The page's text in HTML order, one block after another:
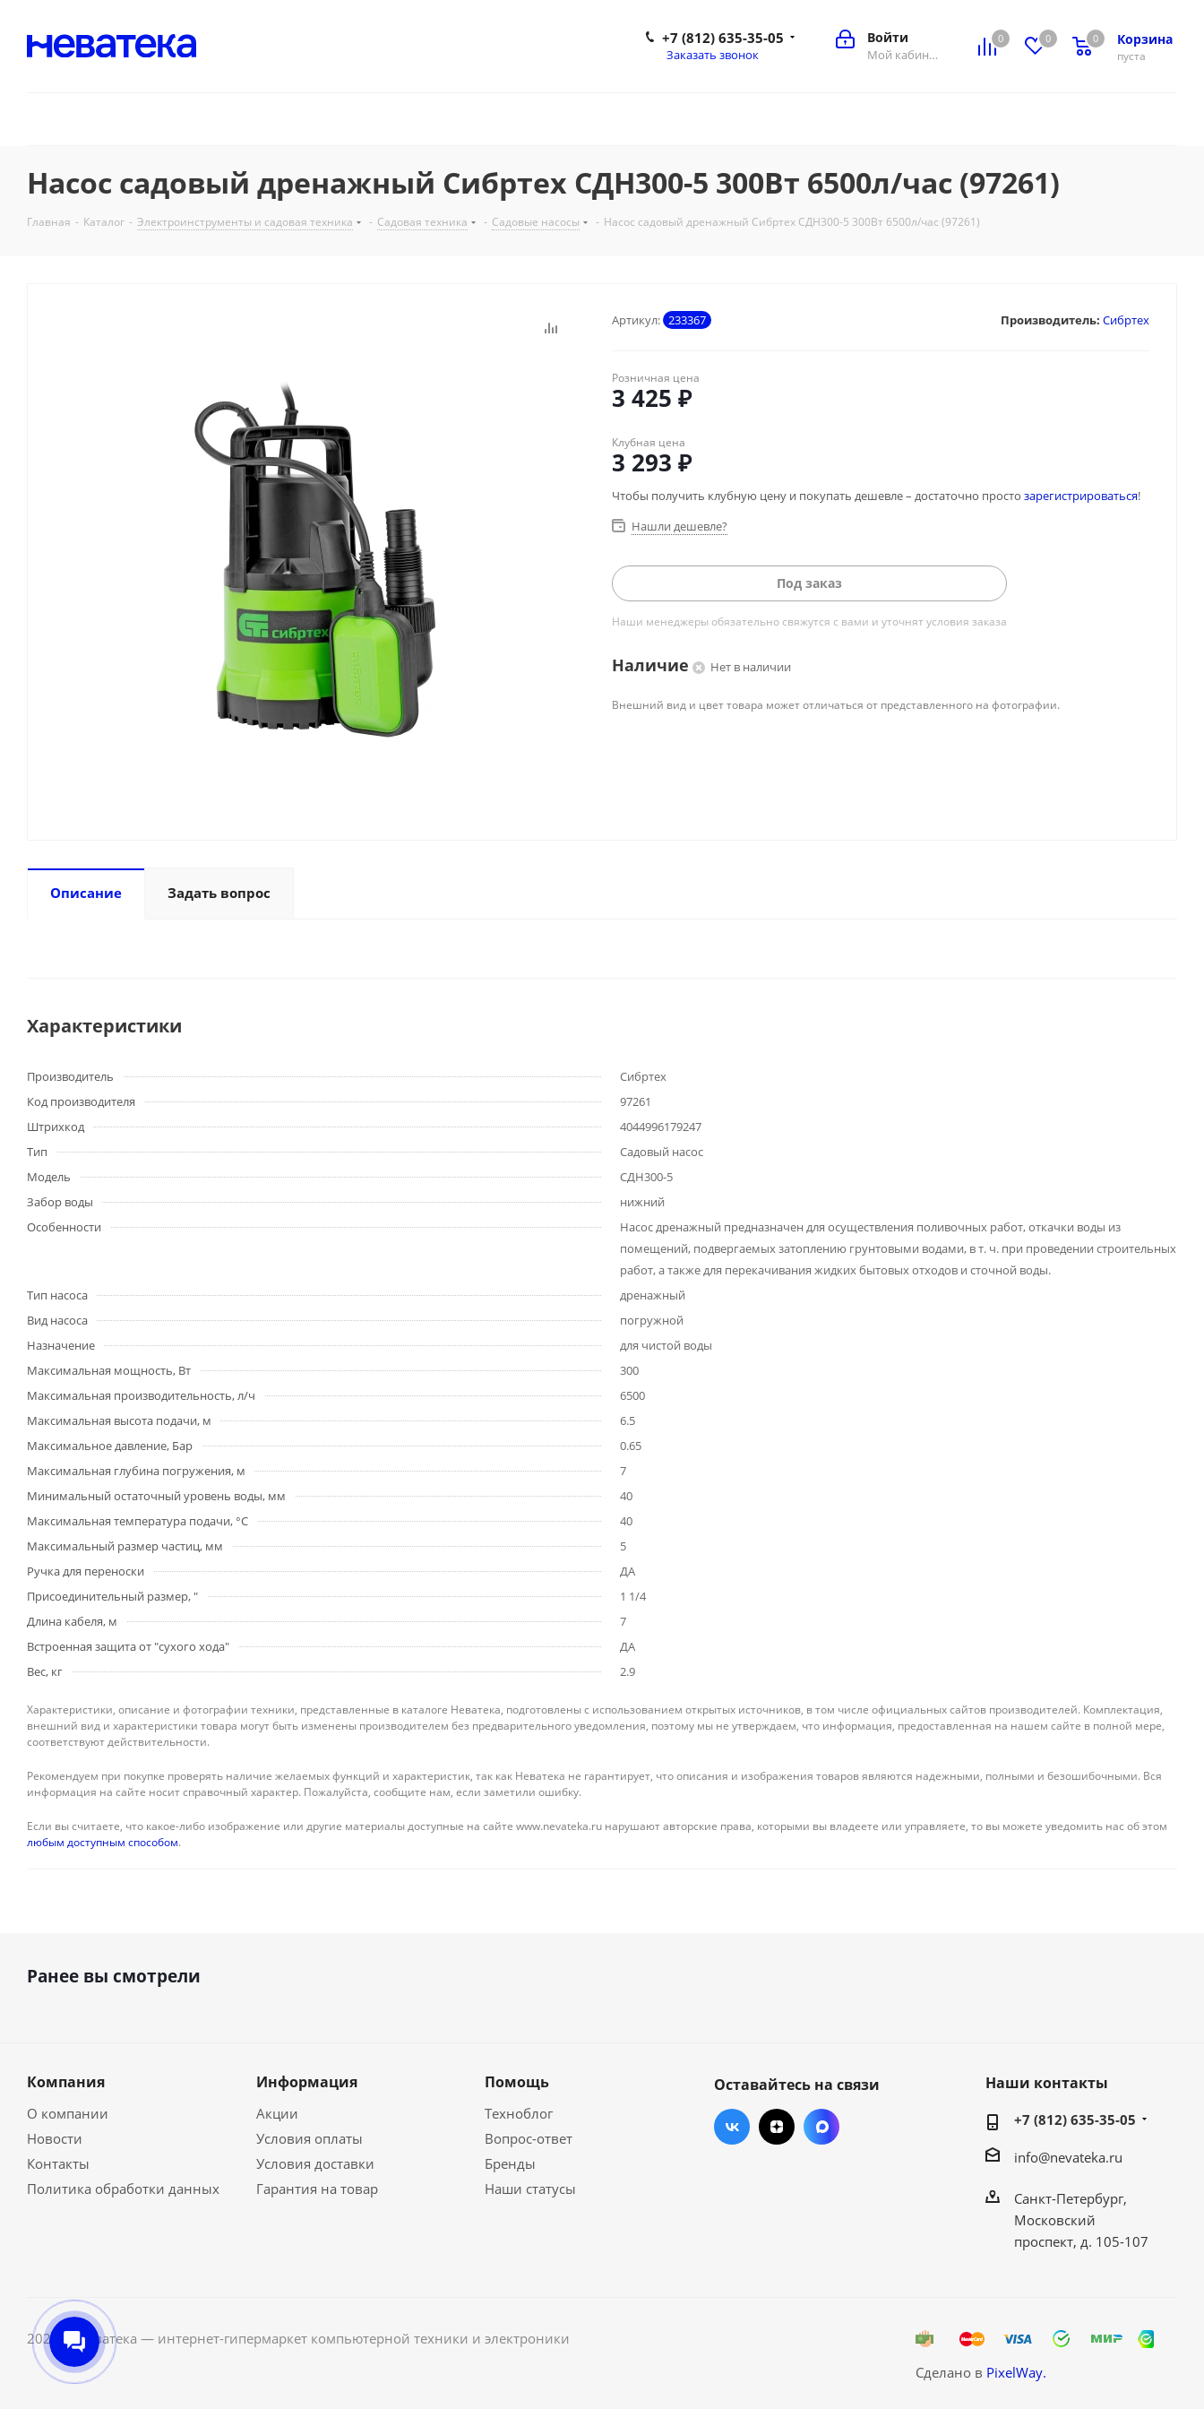
0 0 Корзина
0
пуста
0
Войти
Мой кабинет
+7 (812) 635-35-05
Заказать звонок
Насос садовый дренажный Сибртех СДН300-5 300Вт 6500л/час (97261)
Главная - Каталог - Электроинструменты и садовая техника - Садовая техника - Садовые насосы - Насос садовый дренажный Сибртех СДН300-5 300Вт 6500л/час (97261)
Артикул: 233367 Производитель: Сибртех
Розничная цена
3 425 ₽
Клубная цена
3 293 ₽
Чтобы получить клубную цену и покупать дешевле – достаточно просто зарегистрироваться!
Нашли дешевле?
Под заказ
Наши менеджеры обязательно свяжутся с вами и уточнят условия заказа
Наличие Нет в наличии
Внешний вид и цвет товара может отличаться от представленного на фотографии.
Описание Задать вопрос
Характеристики
Производитель
Сибртех
Код производителя
97261
Штрихкод
4044996179247
Тип
Садовый насос
Модель
СДН300-5
Забор воды
нижний
Особенности
Насос дренажный предназначен для осуществления поливочных работ, откачки воды из
помещений, подвергаемых затоплению грунтовыми водами, в т. ч. при проведении строительных
работ, а также для перекачивания жидких бытовых отходов и сточной воды.
Тип насоса
дренажный
Вид насоса
погружной
Назначение
для чистой воды
Максимальная мощность, Вт
300
Максимальная производительность, л/ч
6500
Максимальная высота подачи, м
6.5
Максимальное давление, Бар
0.65
Максимальная глубина погружения, м
7
Минимальный остаточный уровень воды, мм
40
Максимальная температура подачи, °С
40
Максимальный размер частиц, мм
5
Ручка для переноски
ДА
Присоединительный размер, "
1 1/4
Длина кабеля, м
7
Встроенная защита от "сухого хода"
ДА
Вес, кг
2.9
Характеристики, описание и фотографии техники, представленные в каталоге Неватека, подготовлены с использованием открытых источников, в том числе официальных сайтов производителей. Комплектация,
внешний вид и характеристики товара могут быть изменены производителем без предварительного уведомления, поэтому мы не утверждаем, что информация, предоставленная на нашем сайте в полной мере,
соответствуют действительности.
Рекомендуем при покупке проверять наличие желаемых функций и характеристик, так как Неватека не гарантирует, что описания и изображения товаров являются надежными, полными и безошибочными. Вся
информация на сайте носит справочный характер. Пожалуйста, сообщите нам, если заметили ошибку.
Если вы считаете, что какое-либо изображение или другие материалы доступные на сайте www.nevateka.ru нарушают авторские права, которыми вы владеете или управляете, то вы можете уведомить нас об этом
любым доступным способом.
Ранее вы смотрели
Компания
О компании
Новости
Контакты
Политика обработки данных
Информация
Акции
Условия оплаты
Условия доставки
Гарантия на товар
Помощь
Техноблог
Вопрос-ответ
Бренды
Наши статусы
Оставайтесь на связи Наши контакты
+7 (812) 635-35-05
info@nevateka.ru
Санкт-Петербург,
Московский
проспект, д. 105-107
2026 © Неватека — интернет-гипермаркет компьютерной техники и электроники
Сделано в PixelWay.